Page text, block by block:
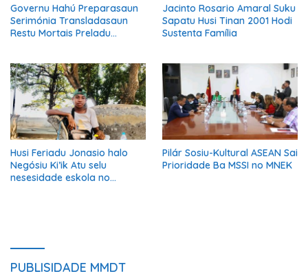
Governu Hahú Preparasaun
Serimónia Transladasaun
Restu Mortais Preladu
Jacinto Rosario Amaral Suku
Sapatu Husi Tinan 2001 Hodi
Sustenta Família
Husi Feriadu Jonasio halo
Negósiu Ki’ik Atu selu
nesesidade eskola no
Pilár Sosiu-Kultural ASEAN Sai
Prioridade Ba MSSI no MNEK
PUBLISIDADE MMDT